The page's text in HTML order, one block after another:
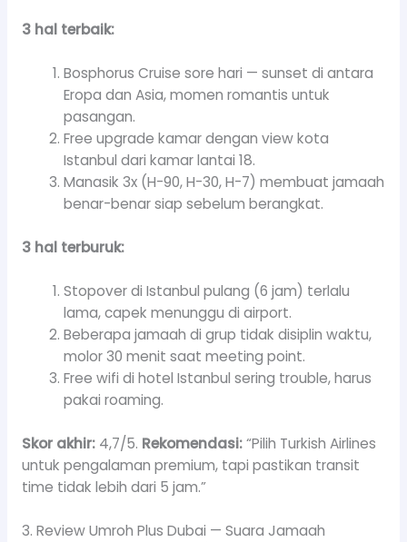
3 hal terbaik:
Bosphorus Cruise sore hari — sunset di antara
Eropa dan Asia, momen romantis untuk
pasangan.
Free upgrade kamar dengan view kota
Istanbul dari kamar lantai 18.
Manasik 3x (H-90, H-30, H-7) membuat jamaah
benar-benar siap sebelum berangkat.
3 hal terburuk:
Stopover di Istanbul pulang (6 jam) terlalu
lama, capek menunggu di airport.
Beberapa jamaah di grup tidak disiplin waktu,
molor 30 menit saat meeting point.
Free wifi di hotel Istanbul sering trouble, harus
pakai roaming.
Skor akhir:4,7/5. Rekomendasi:“Pilih Turkish Airlines
untuk pengalaman premium, tapi pastikan transit
time tidak lebih dari 5 jam.”
3. Review Umroh Plus Dubai — Suara Jamaah